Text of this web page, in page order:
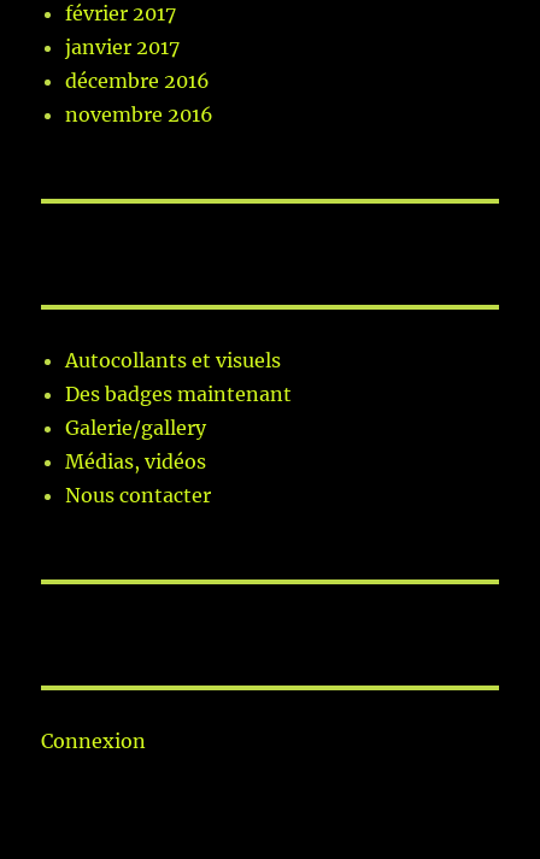
février 2017
janvier 2017
décembre 2016
novembre 2016
Autocollants et visuels
Des badges maintenant
Galerie/gallery
Médias, vidéos
Nous contacter
Connexion